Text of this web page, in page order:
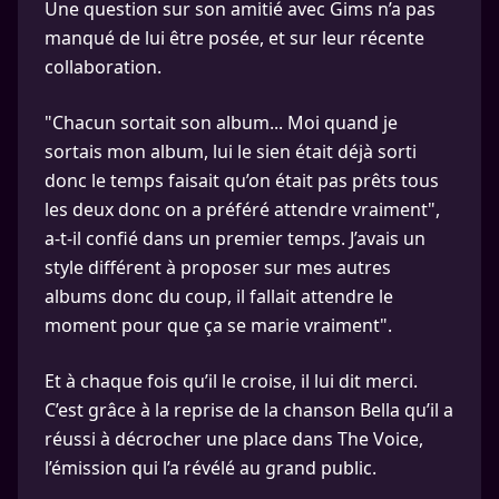
Une question sur son amitié avec Gims n’a pas
manqué de lui être posée, et sur leur récente
collaboration.
"Chacun sortait son album... Moi quand je
sortais mon album, lui le sien était déjà sorti
donc le temps faisait qu’on était pas prêts tous
les deux donc on a préféré attendre vraiment",
a-t-il confié dans un premier temps. J’avais un
style différent à proposer sur mes autres
albums donc du coup, il fallait attendre le
moment pour que ça se marie vraiment".
Et à chaque fois qu’il le croise, il lui dit merci.
C’est grâce à la reprise de la chanson Bella qu’il a
réussi à décrocher une place dans The Voice,
l’émission qui l’a révélé au grand public.